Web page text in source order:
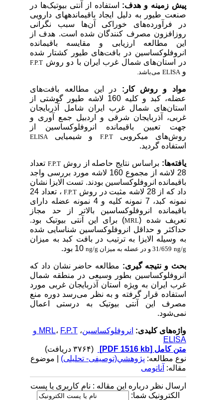
پیش زمینه و هدف: استفاده از آنتی بیوتیک‌ها در
صنعت طیور به دلیل ایجاد باقیمانده­های دارویی
در فرآورده‌های خوراکی آن‌ها سبب نگرانی
روزافزون مصرف کنندگان شده است. هدف از
این مطالعه ارزیابی و مقایسه باقیمانده
انروفلوکساسین در بافت‌های طیور کشتار شده
در استان‌های شمال غرب ایران با دو روش F.P.T
ELISA می‌باشد.
مواد و روش کار:
در این مطالعه بافت‌های
عضله، کبد و کلیه 160 لاشه طیور گوشتی از
استان‌های شمال غرب ایران شامل آذربایجان
غربی، آذربایجان شرقی و اردبیل جمع آوری و
جهت تعیین باقیمانده انروفلوکساسین از
روش‌های میکروبی
F.P.Tو شیمیایی ELISA
استفاده گردید.
یافته‌ها:براساس نتایج حاصله از روش F.P.Tتعداد
28 لاشه از مجموع 160 لاشه مورد بررسی واجد
باقیمانده انروفلوکساسین بودند. تست الایزا نشان
داد که از 28 لاشه مثبت در روش
F.P.T
، تعداد 24
نمونه کبد، 7 نمونه کلیه و 4 نمونه عضله دارای
باقیمانده انروفلوکساسین بالاتر از حد مجاز
تعریف شده (
MRL) برای این آنتی بیوتیک بود.
حداکثر و حداقل انروفلوکساسین شناسایی شده
به وسیله الایزا به ترتیب در بافت کبد به میزان
ng/g 31/659 و در عضله به میزان ng/g10 بود.
بحث و نتیجه گیری:مطالعه حاضر نشان داد که
انروفلوکساسین بطور وسیعی در منطقه شمال
غرب ایران به ویژه استان آذربایجان غربی مورد
استفاده قرار گرفته و به نظر می‌رسد دوره منع
مصرف این آنتی بیوتیک به درستی اعمال
نمی‌شود.
واژه‌های کلیدی:انروفلوکساسین، MRL،
F.P.T و
ELISA
متن کامل[PDF 1516 kb]
نوع مطالعه:پژوهشي(توصیفی- تحلیلی) | موضوع
مقاله:آناتومی
ارسال نظر درباره این مقاله : نام کاربری یا پست
الکترونیک شما: